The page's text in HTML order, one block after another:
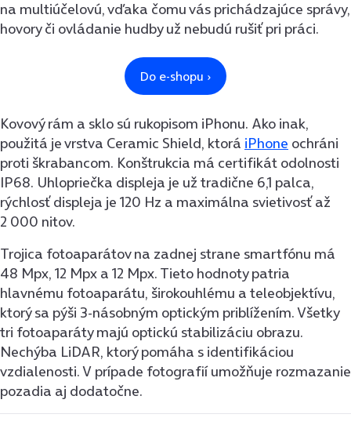
na multiúčelovú, vďaka čomu vás prichádzajúce správy,
hovory či ovládanie hudby už nebudú rušiť pri práci.
Kovový rám a sklo sú rukopisom iPhonu. Ako inak,
použitá je vrstva Ceramic Shield, ktorá iPhone ochráni
proti škrabancom. Konštrukcia má certifikát odolnosti
IP68. Uhlopriečka displeja je už tradične 6,1 palca,
rýchlosť displeja je 120 Hz a maximálna svietivosť až
2 000 nitov.
Trojica fotoaparátov na zadnej strane smartfónu má
48 Mpx, 12 Mpx a 12 Mpx. Tieto hodnoty patria
hlavnému fotoaparátu, širokouhlému a teleobjektívu,
ktorý sa pýši 3-násobným optickým priblížením. Všetky
tri fotoaparáty majú optickú stabilizáciu obrazu.
Nechýba LiDAR, ktorý pomáha s identifikáciou
vzdialenosti. V prípade fotografií umožňuje rozmazanie
pozadia aj dodatočne.